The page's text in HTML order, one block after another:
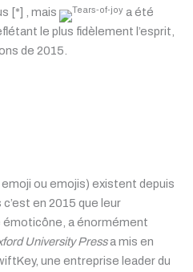
[*] , mais
a été
le plus fidèlement l’esprit,
de 2015.
ou emojis) existent depuis
en 2015 que leur
a énormément
University Pressa mis en
une entreprise leader du